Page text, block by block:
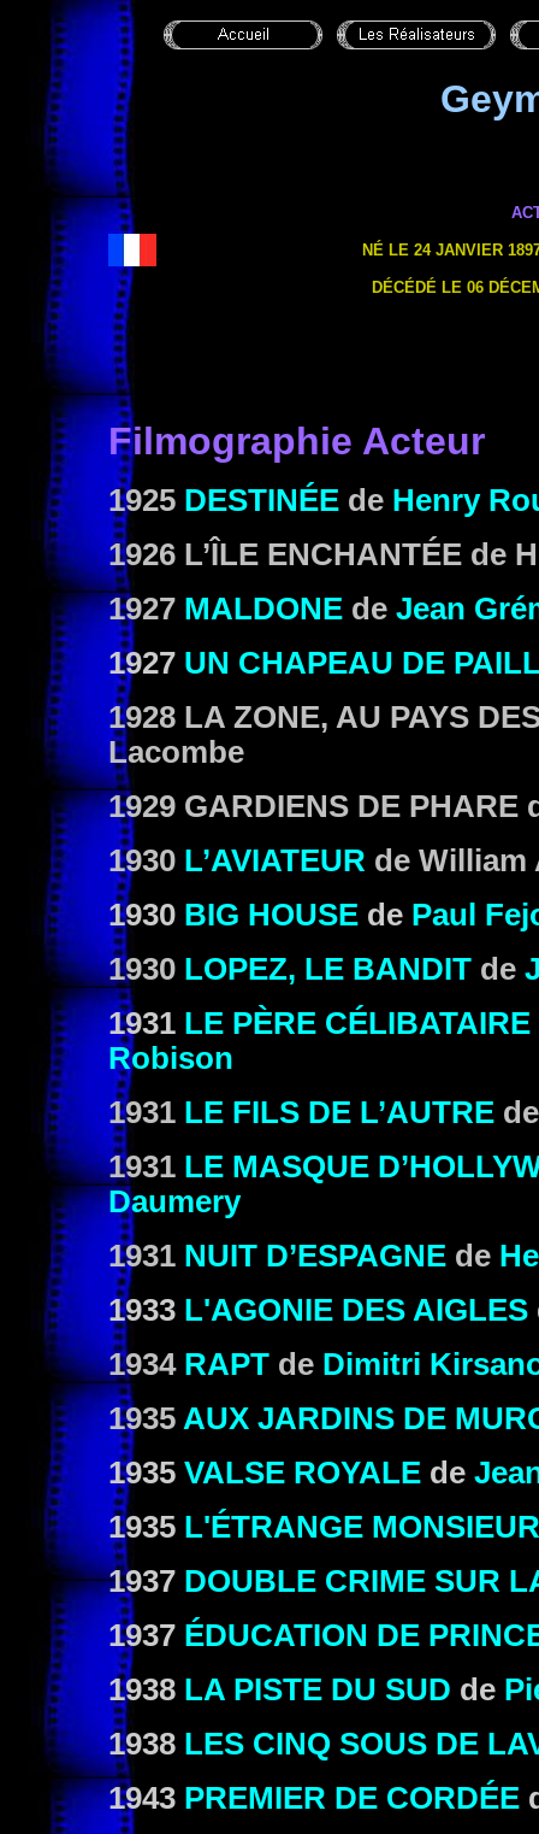
NÉ LE 24 JANVIER
DÉCÉDÉ LE 06
Filmographie Acteur
1925 DESTINÉE de Henry
1926 L’ÎLE ENCHANTÉE de
1927 MALDONE de Jean
1927 UN CHAPEAU DE
1928 LA ZONE, AU PAYS
Lacombe
1929 GARDIENS DE PHARE
1930 L’AVIATEUR de William
1930 BIG HOUSE de Paul
1930 LOPEZ, LE BANDIT de
1931 LE PÈRE CÉLIBATAIRE
Robison
1931 LE FILS DE L’AUTRE
1931 LE MASQUE
Daumery
1931 NUIT D’ESPAGNE de
1933 L'AGONIE DES AIGLES
1934 RAPT de Dimitri
1935 AUX JARDINS DE
1935 VALSE ROYALE de
1935 L'ÉTRANGE
1937 DOUBLE CRIME SUR
1937 ÉDUCATION DE
1938 LA PISTE DU SUD de
1938 LES CINQ SOUS DE
1943 PREMIER DE CORDÉE